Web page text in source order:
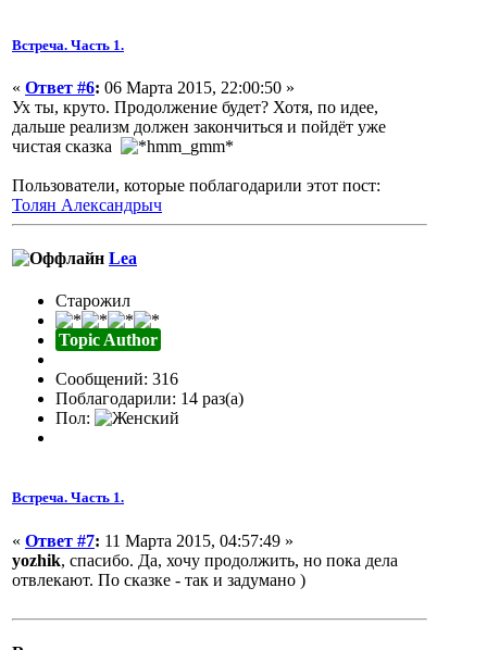
Встреча. Часть 1.
« Ответ #6: 06 Марта 2015, 22:00:50 »
Ух ты, круто. Продолжение будет? Хотя, по идее,
дальше реализм должен закончиться и пойдёт уже
чистая сказка
Пользователи, которые поблагодарили этот пост:
Толян Александрыч
Lea
Старожил
Topic Author
Сообщений: 316
Поблагодарили: 14 раз(а)
Пол:
Встреча. Часть 1.
« Ответ #7: 11 Марта 2015, 04:57:49 »
yozhik, спасибо. Да, хочу продолжить, но пока дела
отвлекают. По сказке - так и задумано )